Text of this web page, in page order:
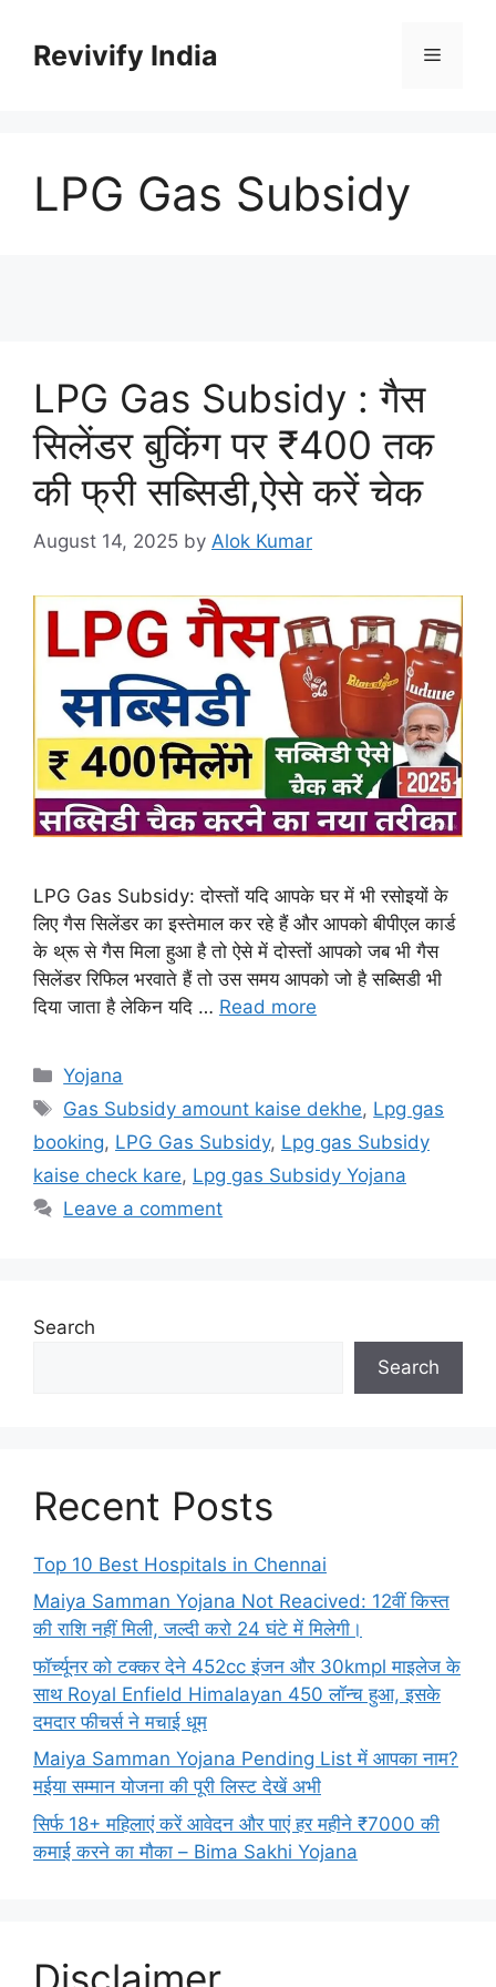
contentRevivify India Menu
LPG Gas Subsidy
LPG Gas Subsidy : गैस
सिलेंडर बुकिंग पर ₹400 तक
की फ्री सब्सिडी,ऐसे करें चेक
August 14, 2025 by Alok Kumar
LPG Gas Subsidy: दोस्तों यदि आपके घर में भी रसोइयों के
लिए गैस सिलेंडर का इस्तेमाल कर रहे हैं और आपको बीपीएल कार्ड
के थ्रू से गैस मिला हुआ है तो ऐसे में दोस्तों आपको जब भी गैस
सिलेंडर रिफिल भरवाते हैं तो उस समय आपको जो है सब्सिडी भी
दिया जाता है लेकिन यदि … Read more
Categories
Yojana
Tags
Gas Subsidy amount kaise dekhe, Lpg gas
booking, LPG Gas Subsidy, Lpg gas Subsidy
kaise check kare, Lpg gas Subsidy Yojana
Leave a comment
Search
Search
Recent Posts
Top 10 Best Hospitals in Chennai
Maiya Samman Yojana Not Reacived: 12वीं किस्त
की राशि नहीं मिली, जल्दी करो 24 घंटे में मिलेगी।
फॉर्च्यूनर को टक्कर देने 452cc इंजन और 30kmpl माइलेज के
साथ Royal Enfield Himalayan 450 लॉन्च हुआ, इसके
दमदार फीचर्स ने मचाई धूम
Maiya Samman Yojana Pending List में आपका नाम?
मईया सम्मान योजना की पूरी लिस्ट देखें अभी
सिर्फ 18+ महिलाएं करें आवेदन और पाएं हर महीने ₹7000 की
कमाई करने का मौका – Bima Sakhi Yojana